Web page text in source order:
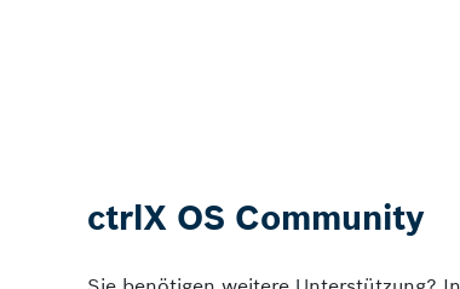
ctrlX OS Community